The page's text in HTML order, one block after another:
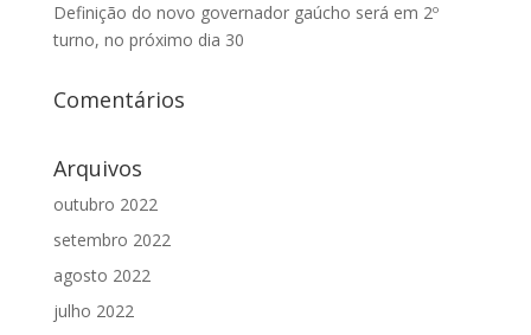
Definição do novo governador gaúcho será em 2º
turno, no próximo dia 30
Comentários
Arquivos
outubro 2022
setembro 2022
agosto 2022
julho 2022